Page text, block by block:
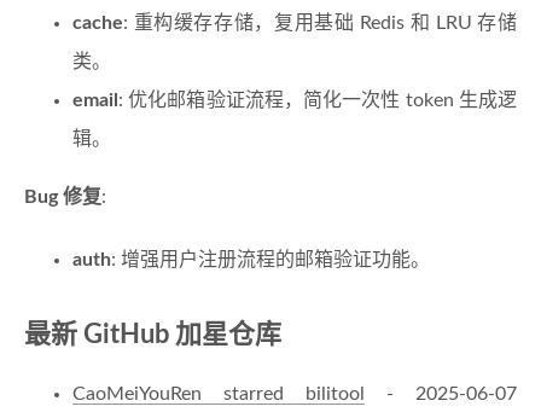
cache: 重构缓存存储，复用基础 Redis 和 LRU 存储
类。
email : 优化邮箱验证流程，简化一次性 token 生成逻
辑。
Bug 修复:
auth: 增强用户注册流程的邮箱验证功能。
最新 GitHub 加星仓库
CaoMeiYouRen starred bilitool
- 2025-06-07